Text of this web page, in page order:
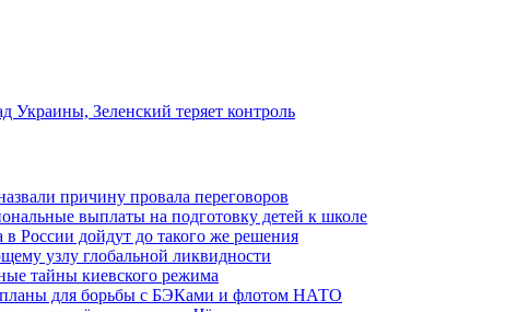
Украины, Зеленский теряет контроль
причину провала переговоров
выплаты на подготовку детей к школе
России дойдут до такого же решения
узлу глобальной ликвидности
тайны киевского режима
для борьбы с БЭКами и флотом НАТО